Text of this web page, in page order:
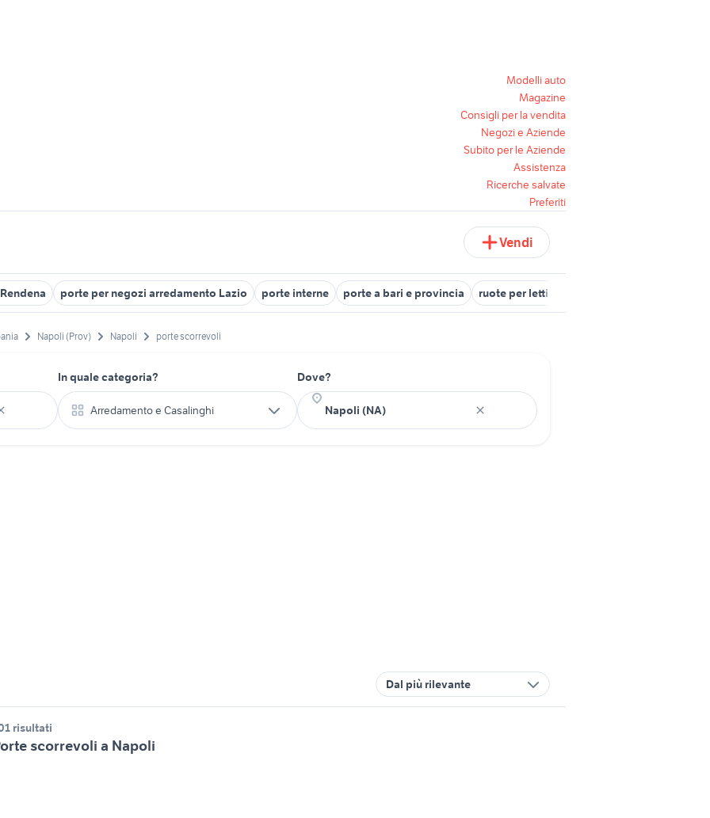
Modelli auto
Magazine
Consigli per la vendita
Negozi e Aziende
Subito per le Aziende
Assistenza
Ricerche salvate
Preferiti
Vendi
porte per negozi arredamento Lazio porte interne porte a bari e provincia ruote per letti scorrevoli
Napoli (Prov) Napoli porte scorrevoli
In quale categoria?
Arredamento e Casalinghi
Dove?
Dal più rilevante
risultati
scorrevoli a Napoli